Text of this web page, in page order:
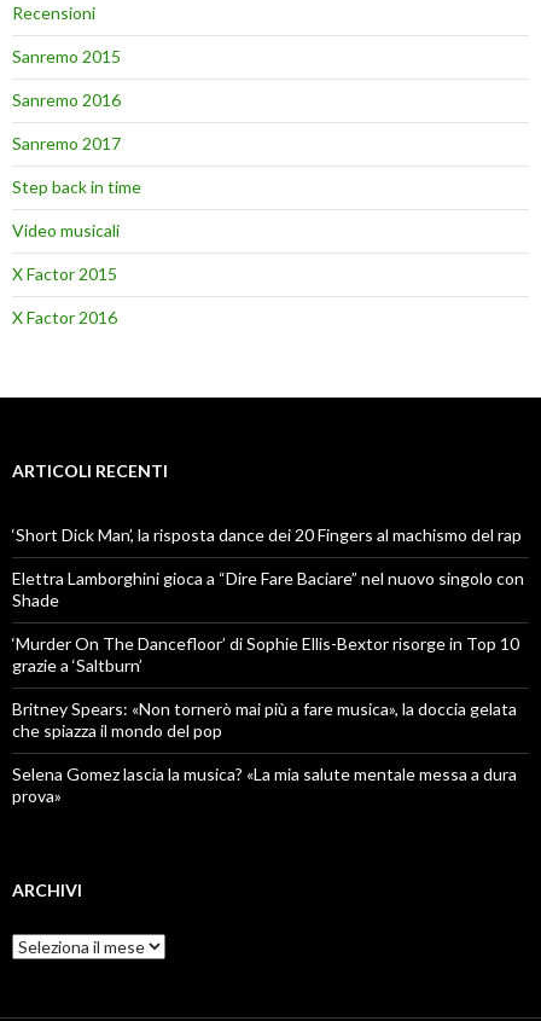
Recensioni
Sanremo 2015
Sanremo 2016
Sanremo 2017
Step back in time
Video musicali
X Factor 2015
X Factor 2016
ARTICOLI RECENTI
‘Short Dick Man’, la risposta dance dei 20 Fingers al machismo del rap
Elettra Lamborghini gioca a “Dire Fare Baciare” nel nuovo singolo con
Shade
‘Murder On The Dancefloor’ di Sophie Ellis-Bextor risorge in Top 10
grazie a ‘Saltburn’
Britney Spears: «Non tornerò mai più a fare musica», la doccia gelata
che spiazza il mondo del pop
Selena Gomez lascia la musica? «La mia salute mentale messa a dura
prova»
ARCHIVI
Archivi